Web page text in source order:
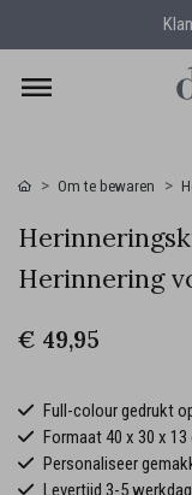
Om te bewaren
Herinnering
€ 49,95
Full-colour gedrukt
Formaat 40 x 30 x 13
Personaliseer
Levertijd 3-5